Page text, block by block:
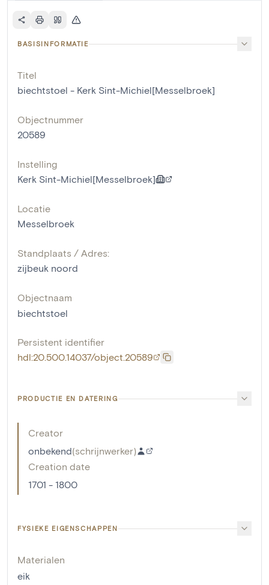
BASISINFORMATIE
Titel
biechtstoel - Kerk Sint-Michiel[Messelbroek]
Objectnummer
20589
Instelling
Kerk Sint-Michiel[Messelbroek]
Locatie
Messelbroek
Standplaats / Adres:
zijbeuk noord
Objectnaam
biechtstoel
Persistent identifier
hdl:20.500.14037/object.20589
PRODUCTIE EN DATERING
Creator
onbekend(schrijnwerker)
Creation date
1701 - 1800
FYSIEKE EIGENSCHAPPEN
Materialen
eik